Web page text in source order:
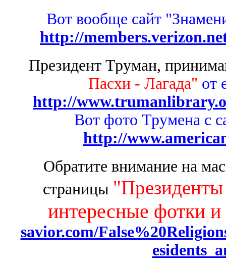
Вот вообще сайт
http://
Президент Труман,
Пасхи - Лагада" от
http://
Вот фото Трумена с
http://
Обратите внимание на
страницы
интересные фотки и
savior.com/